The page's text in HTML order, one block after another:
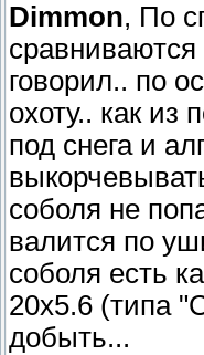
Dimmon, По
сравниваются
говорил.. по
охоту.. как из
под снега и
соболя не
валится по
соболя есть
20х5.6 (типа
добыть...